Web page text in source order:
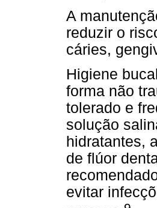
A
reduzir o
cáries,
Higiene
forma não
tolerado e
solução
hidratantes,
de flúor
evitar